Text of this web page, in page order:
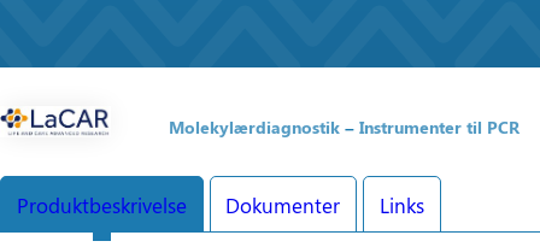
Molekylærdiagnostik Instrumenter til PCR
Produktbeskrivelse Dokumenter Links